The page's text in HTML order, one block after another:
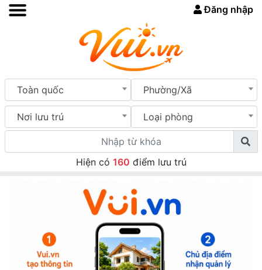
Đăng nhập
Toàn quốc Phường/Xã
Nơi lưu trú Loại phòng
Hiện có 160 điểm lưu trú